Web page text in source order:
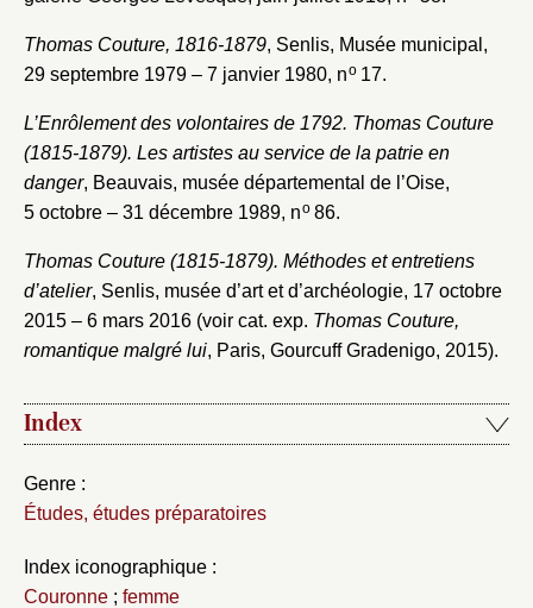
Thomas Couture, 1816-1879, Senlis, Musée municipal,
29 septembre 1979 – 7 janvier 1980, no17.
L’Enrôlement des volontaires de 1792. Thomas Couture
(1815-1879). Les artistes au service de la patrie en
danger, Beauvais, musée départemental de l’Oise,
5 octobre – 31 décembre 1989, no86.
Thomas Couture (1815-1879). Méthodes et entretiens
d’atelier, Senlis, musée d’art et d’archéologie, 17 octobre
2015 – 6 mars 2016 (voir cat. exp. Thomas Couture,
romantique malgré lui, Paris, Gourcuff Gradenigo, 2015).
Index
Genre :
Études, études préparatoires
Index iconographique :
Couronne ; femme